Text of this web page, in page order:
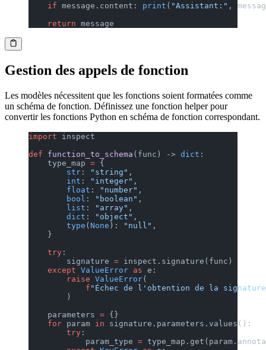
    if
message.content: print ( "Assistant:" ,
    return
message
Gestion des appels de fonction
Les modèles nécessitent que les fonctions soient formatées comme
un schéma de fonction. Définissez une fonction helper pour
convertir les fonctions Python en schéma de fonction correspondant.
import inspect
def function_to_schema (func) -> dict :
    type_map
= {
        str
: "string" ,
        int
: "integer" ,
        float
: "number" ,
        bool
: "boolean" ,
        list
: "array" ,
        dict
: "object" ,
        type
( None ): "null" ,
    }
    try
:
        signature
= inspect.signature(func)
    except
ValueError as e:
        raise
ValueError(
            f
"Échec de l'obtention de la
        )
    parameters
= {}
    for
param in signature.parameters.values():
        try
:
            param_type
=